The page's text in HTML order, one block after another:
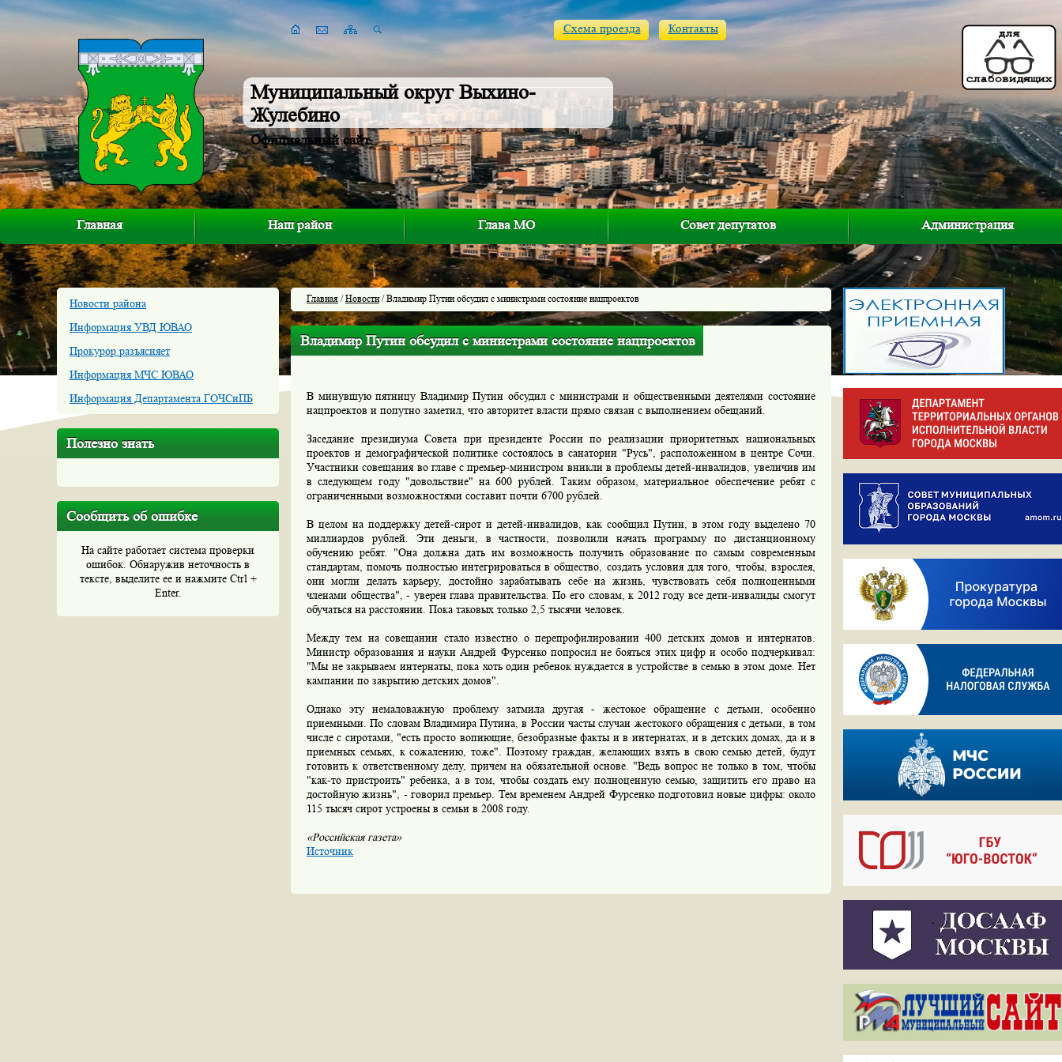
Муниципальный округ Выхино-
Жулебино
Официальный сайт
Схема проезда Контакты
Главная Наш район Глава МО Совет депутатов Администрация
Новости района
Информация УВД ЮВАО
Прокурор разъясняет
Информация МЧС ЮВАО
Информация Департамента ГОЧСиПБ
Полезно знать
Сообщить об ошибке
На сайте работает система проверки
ошибок. Обнаружив неточность в
тексте, выделите ее и нажмите Ctrl +
Enter.
Главная /Новости/ Владимир Путин обсудил с министрами состояние нацпроектов
Владимир Путин обсудил с министрами состояние нацпроектов
В минувшую пятницу Владимир Путин обсудил с министрами и общественными деятелями состояние
нацпроектов и попутно заметил, что авторитет власти прямо связан с выполнением обещаний.
Заседание президиума Совета при президенте России по реализации приоритетных национальных
проектов и демографической политике состоялось в санатории "Русь", расположенном в центре Сочи.
Участники совещания во главе с премьер-министром вникли в проблемы детей-инвалидов, увеличив им
в следующем году "довольствие" на 600 рублей. Таким образом, материальное обеспечение ребят с
ограниченными возможностями составит почти 6700 рублей.
В целом на поддержку детей-сирот и детей-инвалидов, как сообщил Путин, в этом году выделено 70
миллиардов рублей. Эти деньги, в частности, позволили начать программу по дистанционному
обучению ребят. "Она должна дать им возможность получить образование по самым современным
стандартам, помочь полностью интегрироваться в общество, создать условия для того, чтобы, взрослея,
они могли делать карьеру, достойно зарабатывать себе на жизнь, чувствовать себя полноценными
членами общества", - уверен глава правительства. По его словам, к 2012 году все дети-инвалиды смогут
обучаться на расстоянии. Пока таковых только 2,5 тысячи человек.
Между тем на совещании стало известно о перепрофилировании 400 детских домов и интернатов.
Министр образования и науки Андрей Фурсенко попросил не бояться этих цифр и особо подчеркивал:
"Мы не закрываем интернаты, пока хоть один ребенок нуждается в устройстве в семью в этом доме. Нет
кампании по закрытию детских домов".
Однако эту немаловажную проблему затмила другая - жестокое обращение с детьми, особенно
приемными. По словам Владимира Путина, в России часты случаи жестокого обращения с детьми, в том
числе с сиротами, "есть просто вопиющие, безобразные факты и в интернатах, и в детских домах, да и в
приемных семьях, к сожалению, тоже". Поэтому граждан, желающих взять в свою семью детей, будут
готовить к ответственному делу, причем на обязательной основе. "Ведь вопрос не только в том, чтобы
"как-то пристроить" ребенка, а в том, чтобы создать ему полноценную семью, защитить его право на
достойную жизнь", - говорил премьер. Тем временем Андрей Фурсенко подготовил новые цифры: около
115 тысяч сирот устроены в семьи в 2008 году.
«Российская газета»
Источник